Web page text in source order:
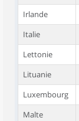
Irlande
Italie
Lettonie
Lituanie
Luxembourg
Malte